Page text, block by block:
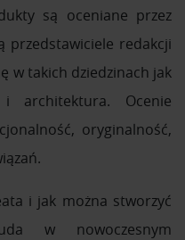
są oceniane przez
przedstawiciele redakcji
w takich dziedzinach jak
architektura. Ocenie
oryginalność,
i jak można stworzyć
w nowoczesnym